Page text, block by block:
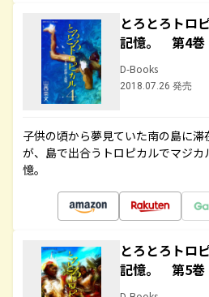
とろとろトロ
記憶。 第4巻
D-Books
2018.07.26 発売
子供の頃から夢見ていた南の島に
が、島で出合うトロピカルでマジ
憶。
とろとろトロ
記憶。 第5巻